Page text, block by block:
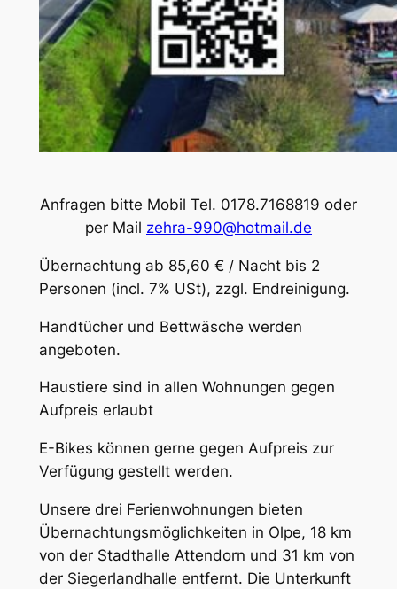
Anfragen bitte Mobil Tel. 0178.7168819 oder
per Mail zehra-990@hotmail.de
Übernachtung ab 85,60 € / Nacht bis 2
Personen (incl. 7% USt), zzgl. Endreinigung.
Handtücher und Bettwäsche werden
angeboten.
Haustiere sind in allen Wohnungen gegen
Aufpreis erlaubt
E-Bikes können gerne gegen Aufpreis zur
Verfügung gestellt werden.
Unsere drei Ferienwohnungen bieten
Übernachtungsmöglichkeiten in Olpe, 18 km
von der Stadthalle Attendorn und 31 km von
der Siegerlandhalle entfernt. Die Unterkunft